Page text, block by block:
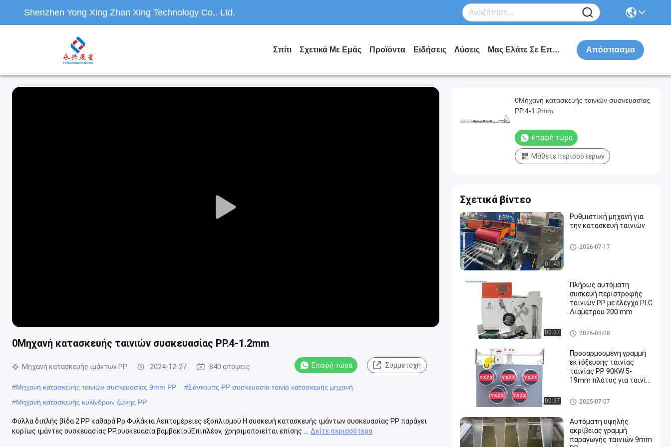
Shenzhen Yong Xing Zhan Xing Technology Co,. Ltd.
Σπίτι Σχετικά Με Εμάς Προϊόντα Ειδήσεις Λύσεις Μας Ελάτε Σε Επαφή Με Απόσπασμα
Play
0Μηχανή κατασκευής ταινιών συσκευασίας PP.4-1.2mm
Μηχανή κατασκευής ιμάντων PP 2024-12-27 840 απόψεις Επαφή τώρα Συμμετοχή
#Μηχανή κατασκευής ταινιών συσκευασίας 9mm PP #Σάντουιτς PP συσκευασία ταινία κατασκευής μηχανή
#Μηχανή κατασκευής κυλίνδρων ζώνης PP
Φύλλα διπλής βίδα 2 PP καθαρά Pp Φυλάκια Λεπτομέρειες εξοπλισμού Η συσκευή κατασκευής ιμάντων συσκευασίας PP παράγει
κυρίως ιμάντες συσκευασίας PP.συσκευασία βαμβακιούΕπιπλέον, χρησιμοποιείται επίσης ...
Δείτε περισσότερα
0Μηχανή κατασκευής ταινιών συσκευασίας
PP.4-1.2mm
Επαφή τώρα
Μάθετε περισσότερων
Σχετικά βίντεο
01:43
Ρυθμιστική μηχανή για
την κατασκευή ταινιών
Μηχανή κατασκευής ιμάντω
ν PP
2026-07-17
00:07
Πλήρως αυτόματη
συσκευή περιστροφής
ταινιών PP με έλεγχο PLC
Διαμέτρου 200 mm
Πυροσβεστήρας ιμάντων PP
2025-08-08
00:37
Προσαρμοσμένη γραμμή
εκτόξευσης ταινίας
ταινίας PP 90KW 5-
19mm πλάτος για ταινία
Η γραμμή εκτόξευσης ταινι
ών από ιμάντα PP
2025-07-07
Αυτόματη υψηλής
ακρίβειας γραμμή
παραγωγής ταινιών 9mm